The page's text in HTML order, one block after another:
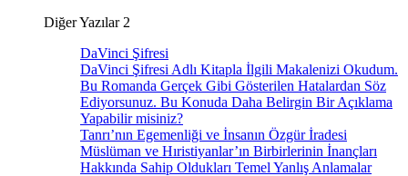
Diğer Yazılar 2
DaVinci Şifresi
DaVinci Şifresi Adlı Kitapla İlgili Makalenizi Okudum.
Bu Romanda Gerçek Gibi Gösterilen Hatalardan Söz
Ediyorsunuz. Bu Konuda Daha Belirgin Bir Açıklama
Yapabilir misiniz?
Tanrı’nın Egemenliği ve İnsanın Özgür İradesi
Müslüman ve Hıristiyanlar’ın Birbirlerinin İnançları
Hakkında Sahip Oldukları Temel Yanlış Anlamalar